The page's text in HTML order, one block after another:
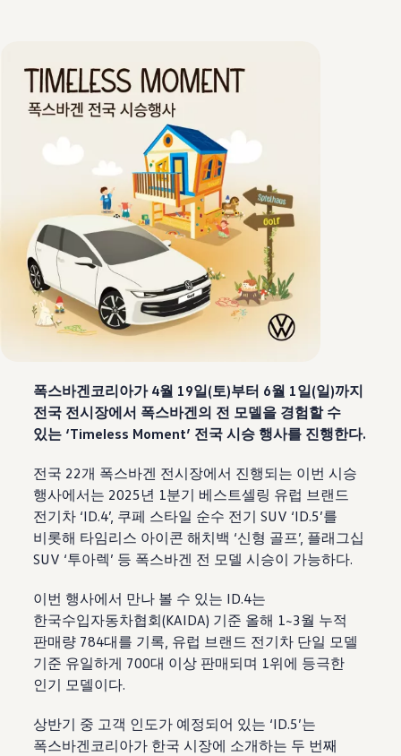
사고 고장 가이드
FAQ
프로모션 & 뉴스
뉴스
이달의 프로모션
폭스바겐 인증 중고차
FAQ
폭스바겐코리아가 4월 19일(토)부터 6월 1일(일)까지
전국 전시장에서 폭스바겐의 전 모델을 경험할 수
있는 ‘Timeless Moment’ 전국 시승 행사를 진행한다.
전국 22개 폭스바겐 전시장에서 진행되는 이번 시승
행사에서는 2025년 1분기 베스트셀링 유럽 브랜드
전기차 ‘ID.4’, 쿠페 스타일 순수 전기 SUV ‘ID.5’를
비롯해 타임리스 아이콘 해치백 ‘신형 골프’, 플래그십
SUV ‘투아렉’ 등 폭스바겐 전 모델 시승이 가능하다.
이번 행사에서 만나 볼 수 있는 ID.4는
한국수입자동차협회(KAIDA) 기준 올해 1~3월 누적
판매량 784대를 기록, 유럽 브랜드 전기차 단일 모델
기준 유일하게 700대 이상 판매되며 1위에 등극한
인기 모델이다.
상반기 중 고객 인도가 예정되어 있는 ‘ID.5’는
폭스바겐코리아가 한국 시장에 소개하는 두 번째